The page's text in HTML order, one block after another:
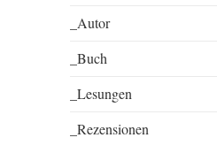
_Autor
_Buch
_Lesungen
_Rezensionen